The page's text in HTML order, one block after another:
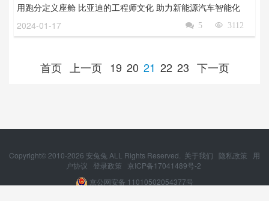
用跑分定义座舱 比亚迪的工程师文化 助力新能源汽车智能化
2024-01-17
3112

5

首页 上一页 19 20 21 22 23 下一页
Copyright© 2010-2026 安兔兔 ALL Rights Reserved. 关于我们 隐私政策
用
户协议
登录政策
京ICP备17041489号-2
京公网安备 11010502054377号